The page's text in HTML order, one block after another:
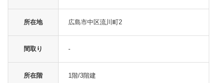
所在地 広島市中区流川町2
間取り -
所在階 1階/3階建